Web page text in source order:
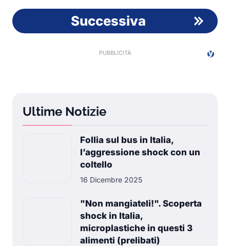
Successiva
Ultime Notizie
Follia sul bus in Italia,
l’aggressione shock con un
coltello
16 Dicembre 2025
"Non mangiateli!". Scoperta
shock in Italia,
microplastiche in questi 3
alimenti (prelibati)